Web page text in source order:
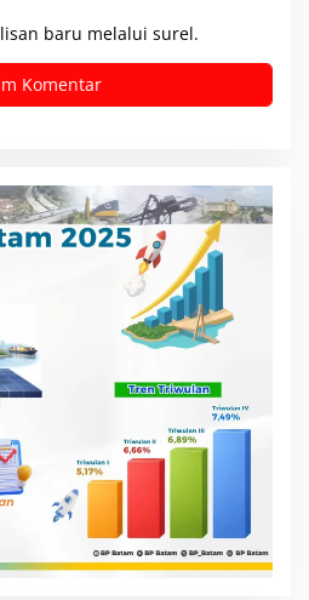
baru melalui surel.